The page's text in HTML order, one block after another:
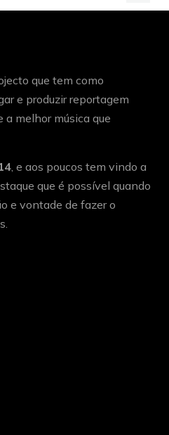
que tem como
e produzir reportagem
melhor música que
, e aos poucos tem vindo a
que é possível quando
e vontade de fazer o